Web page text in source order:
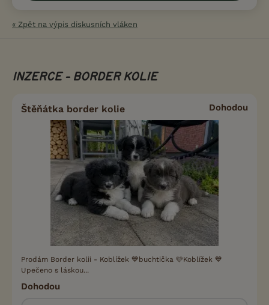
« Zpět na výpis diskusních vláken
INZERCE - BORDER KOLIE
Štěňátka border kolie Dohodou
Prodám Border kolii - Koblížek 💙buchtička 🩷Koblížek 💙
Upečeno s láskou...
Dohodou